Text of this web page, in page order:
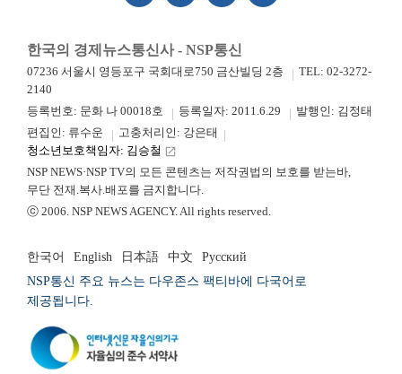
한국의 경제뉴스통신사 - NSP통신
07236 서울시 영등포구 국회대로750 금산빌딩 2층
TEL: 02-3272-
2140
등록번호: 문화 나 00018호
등록일자: 2011.6.29
발행인: 김정태
편집인: 류수운
고충처리인: 강은태
청소년보호책임자: 김승철 launch
NSP NEWS·NSP TV의 모든 콘텐츠는 저작권법의 보호를 받는바,
무단 전재.복사.배포를 금지합니다.
ⓒ 2006. NSP NEWS AGENCY. All rights reserved.
한국어 English 日本語 中文
Русский
NSP통신 주요 뉴스는 다우존스 팩티바에 다국어로
제공됩니다.